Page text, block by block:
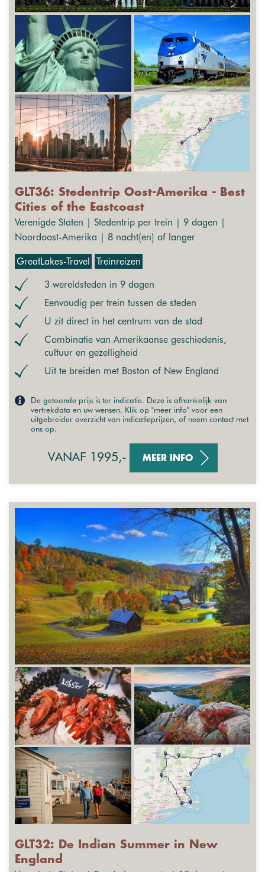
GLT36: Stedentrip Oost-Amerika - Best
Cities of the Eastcoast
Verenigde Staten | Stedentrip per trein | 9 dagen |
Noordoost-Amerika | 8 nacht(en) of langer
GreatLakes-Travel Treinreizen
3 wereldsteden in 9 dagen
Eenvoudig per trein tussen de steden
U zit direct in het centrum van de stad
Combinatie van Amerikaanse geschiedenis,
cultuur en gezelligheid
Uit te breiden met Boston of New England
De getoonde prijs is ter indicatie. Deze is afhankelijk van
vertrekdata en uw wensen. Klik op "meer info" voor een
uitgebreider overzicht van indicatieprijzen, of neem contact met
ons op.
VANAF 1995,- MEER INFO
GLT32: De Indian Summer in New
England